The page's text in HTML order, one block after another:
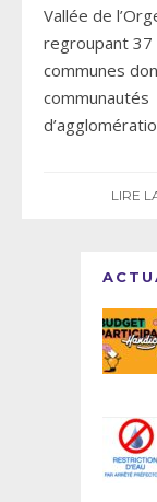
Vallée de
regroupant 37
communes
communautés
LIRE